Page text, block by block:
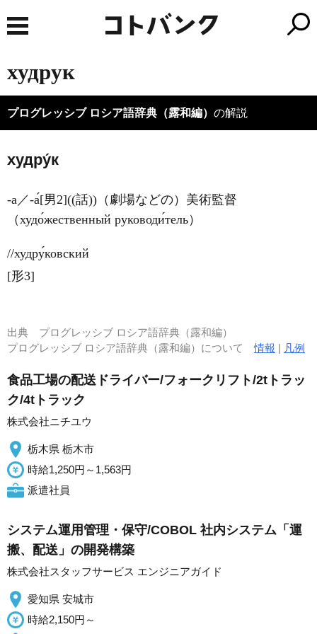
худрук
プログレッシブ ロシア語辞典（露和編） の解説
худру́к
-а／-а́[男2]((話))（劇場などの）美術監督
（худо́жественный руководи́тель）
//худру́ковский
[形3]
出典 プログレッシブ ロシア語辞典（露和編）
プログレッシブ ロシア語辞典（露和編）について情報 | 凡例
食品工場の配送ドライバー/フォークリフト/2tトラッ
ク/4tトラック
株式会社ニチユウ
栃木県 栃木市
時給1,250円～1,563円
派遣社員
システム運用管理・保守/COBOL 社内システム「運
搬、配送」の開発構築
株式会社スタッフサービス エンジニアガイド
愛知県 安城市
時給2,150円～